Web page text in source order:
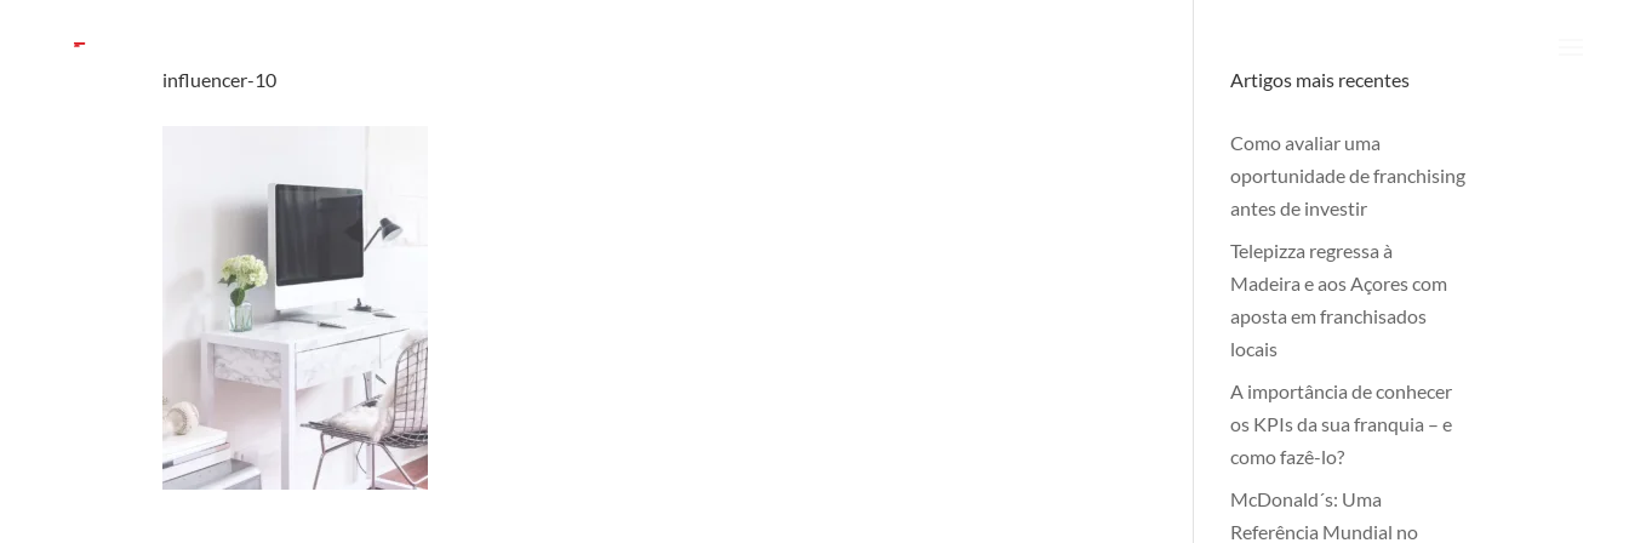
influencer-10 Artigos mais recentes
Como avaliar uma
oportunidade de franchising
antes de investir
Telepizza regressa à
Madeira e aos Açores com
aposta em franchisados
locais
A importância de conhecer
os KPIs da sua franquia – e
como fazê-lo?
McDonald´s: Uma
Referência Mundial no